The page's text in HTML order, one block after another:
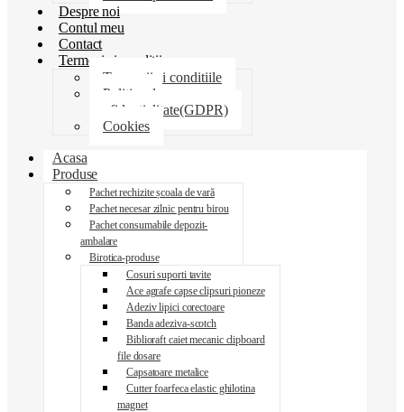
Despre noi
Contul meu
Contact
Termeni si conditii
Termenii si conditiile
Politica de
confidentialitate(GDPR)
Cookies
Acasa
Produse
Pachet rechizite școala de vară
Pachet necesar zilnic pentru birou
Pachet consumabile depozit-
ambalare
Birotica-produse
Cosuri suporti tavite
Ace agrafe capse clipsuri pioneze
Adeziv lipici corectoare
Banda adeziva-scotch
Biblioraft caiet mecanic clipboard
file dosare
Capsatoare metalice
Cutter foarfeca elastic ghilotina
magnet